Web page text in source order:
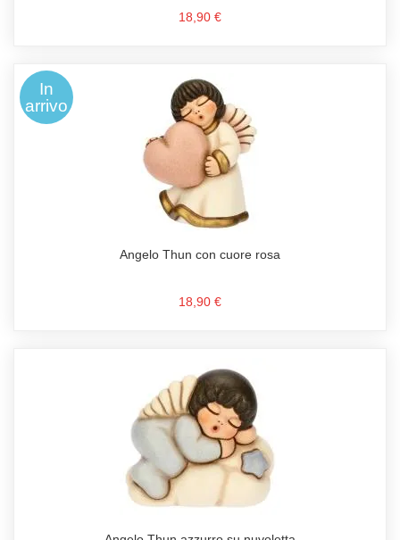
18,90 €
In
arrivo
Angelo Thun con cuore rosa
18,90 €